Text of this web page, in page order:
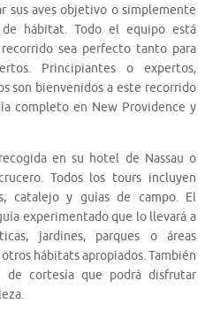
sus aves objetivo o simplemente
hábitat. Todo el equipo está
sea perfecto tanto para
Principiantes o expertos,
son bienvenidos a este recorrido
completo en New Providence y
en su hotel de Nassau o
Todos los tours incluyen
catalejo y guías de campo. El
experimentado que lo llevará a
jardines, parques o áreas
hábitats apropiados. También
cortesía que podrá disfrutar